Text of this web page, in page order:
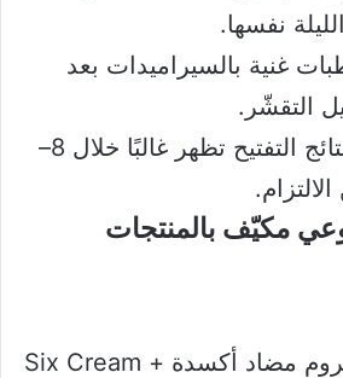
نفسها.
غنية بالسيراميدات بعد
التقشّر.
الاستمرارية: نتائج التفتيح تظهر غالبًا خلال 8–
مكيّف بالمنتجات
صباحًا: سيروم مضاد أكسدة + Six Cream